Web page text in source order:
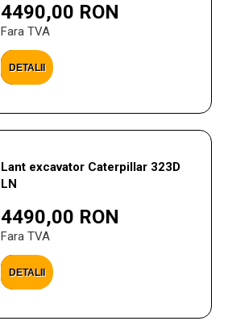
4490,00 RON
Fara TVA
DETALII
Lant excavator Caterpillar 323D
LN
4490,00 RON
Fara TVA
DETALII